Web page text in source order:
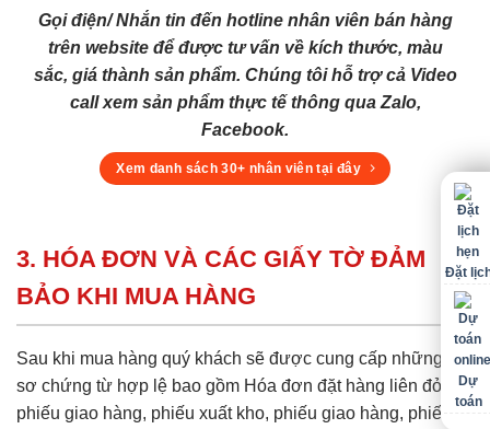
Gọi điện/ Nhắn tin đến hotline nhân viên bán hàng
trên website để được tư vấn về kích thước, màu
sắc, giá thành sản phẩm. Chúng tôi hỗ trợ cả Video
call xem sản phẩm thực tế thông qua Zalo,
Facebook.
Xem danh sách 30+ nhân viên tại đây
3. HÓA ĐƠN VÀ CÁC GIẤY TỜ ĐẢM
BẢO KHI MUA HÀNG
Sau khi mua hàng quý khách sẽ được cung cấp những hồ
sơ chứng từ hợp lệ bao gồm Hóa đơn đặt hàng liên đỏ,
phiếu giao hàng, phiếu xuất kho, phiếu giao hàng, phiếu
Đặt
Dự
toán